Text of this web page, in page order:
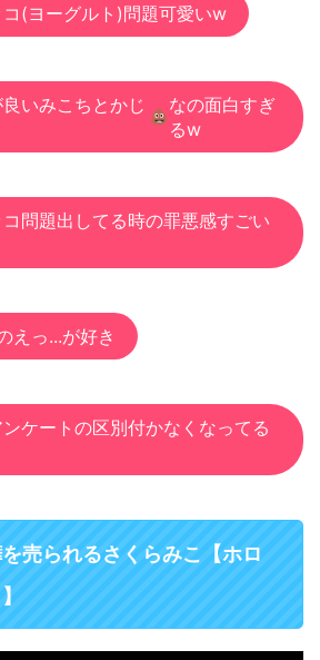
(ヨーグルト)問題可愛いw
いみこちとかじ
なの面白すぎ
る‪w
問題出してる時の罪悪感すごい
えっ...が好き
ンケートの区別付かなくなってる
売られるさくらみこ【ホロ